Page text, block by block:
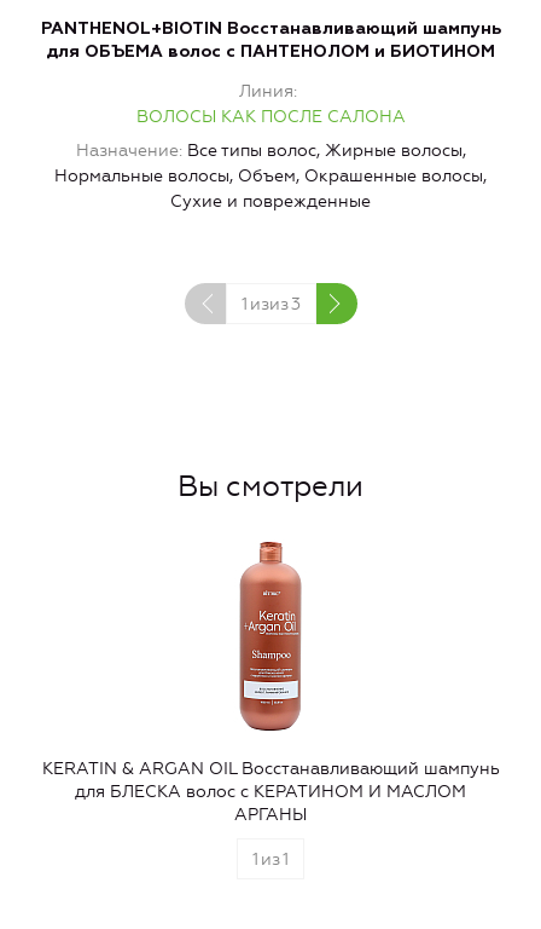
PANTHENOL+BIOTIN Восстанавливающий шампунь
для ОБЪЕМА волос c ПАНТЕНОЛОМ и БИОТИНОМ
Линия
ВОЛОСЫ КАК ПОСЛЕ САЛОНА
Назначение Все типы волос, Жирные волосы,
Нормальные волосы, Объем, Окрашенные волосы,
Сухие и поврежденные
1 изиз3
Вы смотрели
KERATIN & ARGAN OIL Восстанавливающий шампунь
для БЛЕСКА волос с КЕРАТИНОМ И МАСЛОМ
АРГАНЫ
1 из1